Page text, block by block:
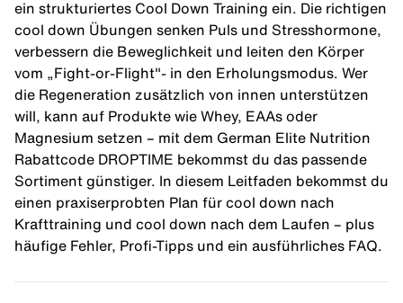
ein strukturiertes Cool Down Training ein. Die richtigen
cool down Übungen senken Puls und Stresshormone,
verbessern die Beweglichkeit und leiten den Körper
vom „Fight-or-Flight"- in den Erholungsmodus. Wer
die Regeneration zusätzlich von innen unterstützen
will, kann auf Produkte wie Whey, EAAs oder
Magnesium setzen – mit dem German Elite Nutrition
Rabattcode DROPTIME bekommst du das passende
Sortiment günstiger. In diesem Leitfaden bekommst du
einen praxiserprobten Plan für cool down nach
Krafttraining und cool down nach dem Laufen – plus
häufige Fehler, Profi-Tipps und ein ausführliches FAQ.